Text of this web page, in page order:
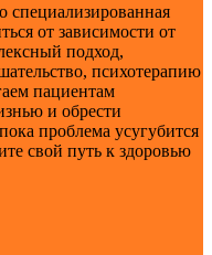
специализированная
от зависимости от
подход,
психотерапию
пациентам
и обрести
проблема усугубится
свой путь к здоровью